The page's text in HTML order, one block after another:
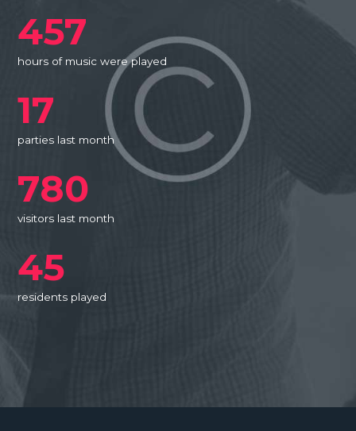
457
hours of music were played
17
parties last month
780
visitors last month
45
residents played